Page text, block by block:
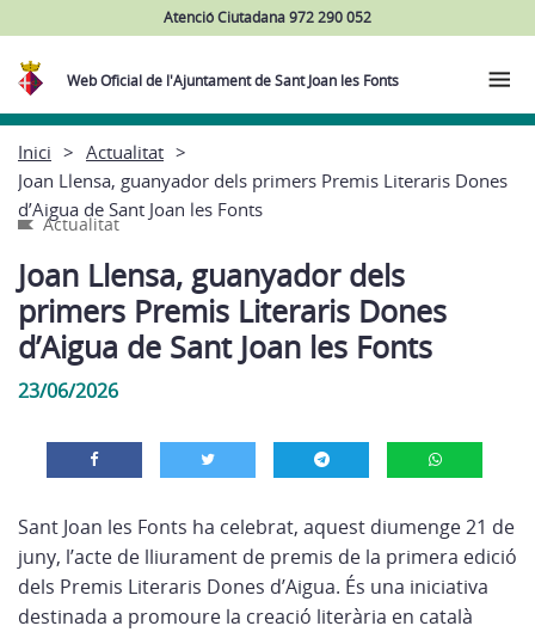
Atenció Ciutadana 972 290 052
Web Oficial de l'Ajuntament de Sant Joan les Fonts
Inici
Actualitat
Joan Llensa, guanyador dels primers Premis Literaris Dones
d’Aigua de Sant Joan les Fonts
Actualitat
Joan Llensa, guanyador dels
primers Premis Literaris Dones
d’Aigua de Sant Joan les Fonts
23/06/2026
Sant Joan les Fonts ha celebrat, aquest diumenge 21 de
juny, l’acte de lliurament de premis de la primera edició
dels Premis Literaris Dones d’Aigua. És una iniciativa
destinada a promoure la creació literària en català